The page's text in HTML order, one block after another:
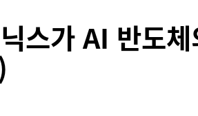
스가 AI 반도